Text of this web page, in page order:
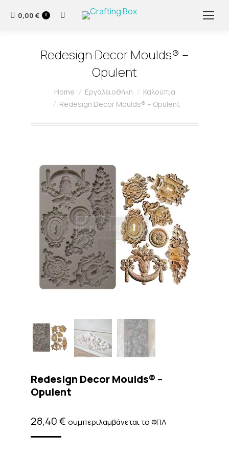
0,00 € 0 Search:
Redesign Decor Moulds® –
Opulent
You are here:
Home Εργαλειοθήκη
Καλούπια
Redesign Decor Moulds® – Opulent
Redesign Decor Moulds® –
Opulent
28,40€ συμπεριλαμβάνεται το ΦΠΑ